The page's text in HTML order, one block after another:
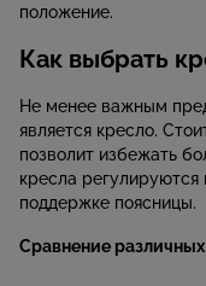
положение.
Как выбрать
Не менее важным
является кресло.
позволит избежать
кресла регулируются
поддержке поясницы.
Сравнение